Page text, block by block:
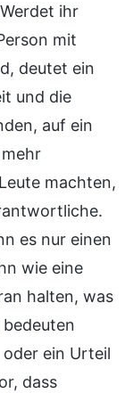
ihr
mit
deutet ein
und die
auf ein
machten,
es nur einen
wie eine
halten, was
ein Urteil
dass